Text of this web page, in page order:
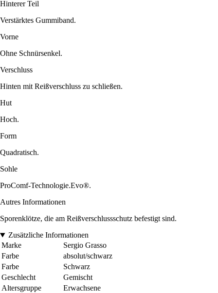
Hinterer Teil
Verstärktes Gummiband.
Vorne
Ohne Schnürsenkel.
Verschluss
Hinten mit Reißverschluss zu schließen.
Hut
Hoch.
Form
Quadratisch.
Sohle
ProComf-Technologie.Evo®.
Autres Informationen
Sporenklötze, die am Reißverschlussschutz befestigt sind.
Zusätzliche Informationen
Marke
Sergio Grasso
Farbe
absolut/schwarz
Farbe
Schwarz
Geschlecht
Gemischt
Altersgruppe
Erwachsene